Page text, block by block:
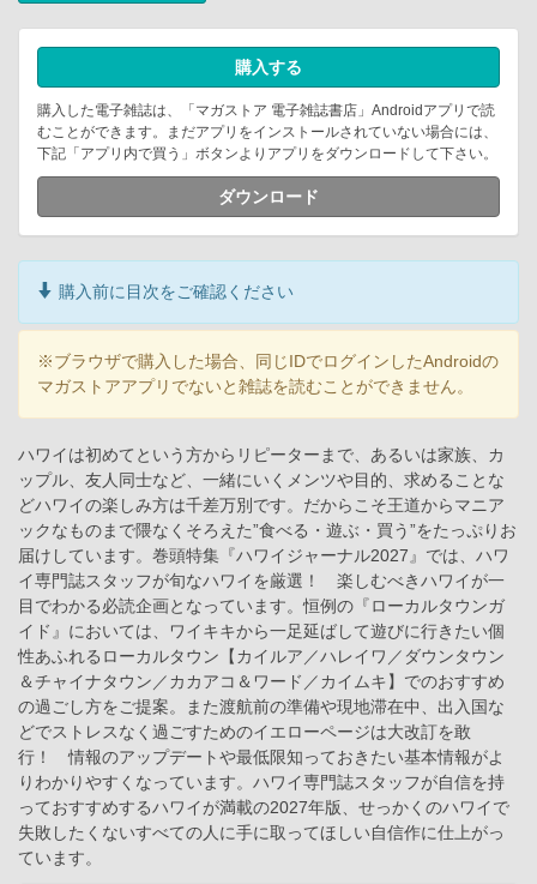
購入する
購入した電子雑誌は、「マガストア 電子雑誌書店」Androidアプリで読
むことができます。まだアプリをインストールされていない場合には、
下記「アプリ内で買う」ボタンよりアプリをダウンロードして下さい。
ダウンロード
購入前に目次をご確認ください
※ブラウザで購入した場合、同じIDでログインしたAndroidの
マガストアアプリでないと雑誌を読むことができません。
ハワイは初めてという方からリピーターまで、あるいは家族、カ
ップル、友人同士など、一緒にいくメンツや目的、求めることな
どハワイの楽しみ方は千差万別です。だからこそ王道からマニア
ックなものまで隈なくそろえた”食べる・遊ぶ・買う”をたっぷりお
届けしています。巻頭特集『ハワイジャーナル2027』では、ハワ
イ専門誌スタッフが旬なハワイを厳選！ 楽しむべきハワイが一
目でわかる必読企画となっています。恒例の『ローカルタウンガ
イド』においては、ワイキキから一足延ばして遊びに行きたい個
性あふれるローカルタウン【カイルア／ハレイワ／ダウンタウン
＆チャイナタウン／カカアコ＆ワード／カイムキ】でのおすすめ
の過ごし方をご提案。また渡航前の準備や現地滞在中、出入国な
どでストレスなく過ごすためのイエローページは大改訂を敢
行！ 情報のアップデートや最低限知っておきたい基本情報がよ
りわかりやすくなっています。ハワイ専門誌スタッフが自信を持
っておすすめするハワイが満載の2027年版、せっかくのハワイで
失敗したくないすべての人に手に取ってほしい自信作に仕上がっ
ています。